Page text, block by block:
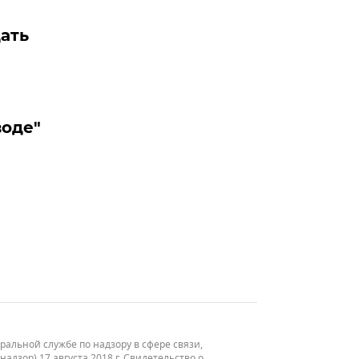
службе по надзору в сфере связи,